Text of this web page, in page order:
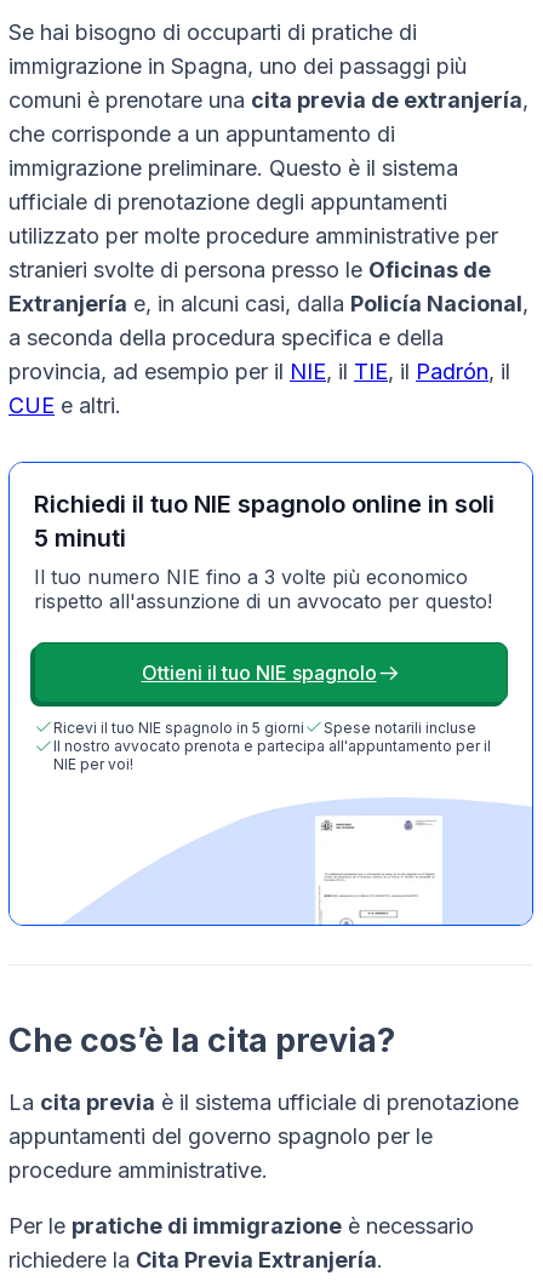
Se hai bisogno di occuparti di pratiche di
immigrazione in Spagna, uno dei passaggi più
comuni è prenotare una cita previa de extranjería,
che corrisponde a un appuntamento di
immigrazione preliminare. Questo è il sistema
ufficiale di prenotazione degli appuntamenti
utilizzato per molte procedure amministrative per
stranieri svolte di persona presso le Oficinas de
Extranjería e, in alcuni casi, dalla Policía Nacional,
a seconda della procedura specifica e della
provincia, ad esempio per il NIE, il TIE, il Padrón, il
CUE e altri.
Richiedi il tuo NIE spagnolo online in soli
5 minuti
Il tuo numero NIE fino a 3 volte più economico
rispetto all'assunzione di un avvocato per questo!
Ottieni il tuo NIE spagnolo
Ricevi il tuo NIE spagnolo in 5 giorni
Spese notarili incluse
Il nostro avvocato prenota e partecipa all'appuntamento per il
NIE per voi!
Che cos’è la cita previa?
La cita previa è il sistema ufficiale di prenotazione
appuntamenti del governo spagnolo per le
procedure amministrative.
Per le pratiche di immigrazione è necessario
richiedere la Cita Previa Extranjería.